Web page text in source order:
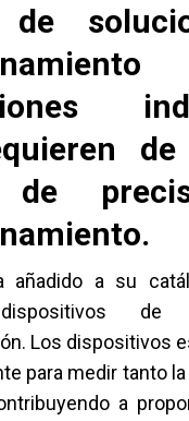
de
de
añadido a su
de
Los dispositivos
para medir tanto
a